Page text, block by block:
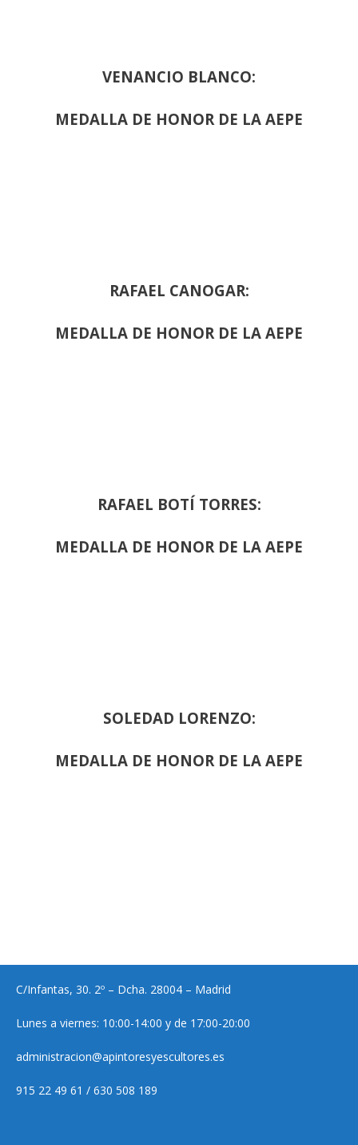
VENANCIO BLANCO:
MEDALLA DE HONOR DE LA AEPE
RAFAEL CANOGAR:
MEDALLA DE HONOR DE LA AEPE
RAFAEL BOTÍ TORRES:
MEDALLA DE HONOR DE LA AEPE
SOLEDAD LORENZO:
MEDALLA DE HONOR DE LA AEPE
C/Infantas, 30. 2º – Dcha. 28004 – Madrid
Lunes a viernes: 10:00-14:00 y de 17:00-20:00
administracion@apintoresyescultores.es
915 22 49 61 / 630 508 189